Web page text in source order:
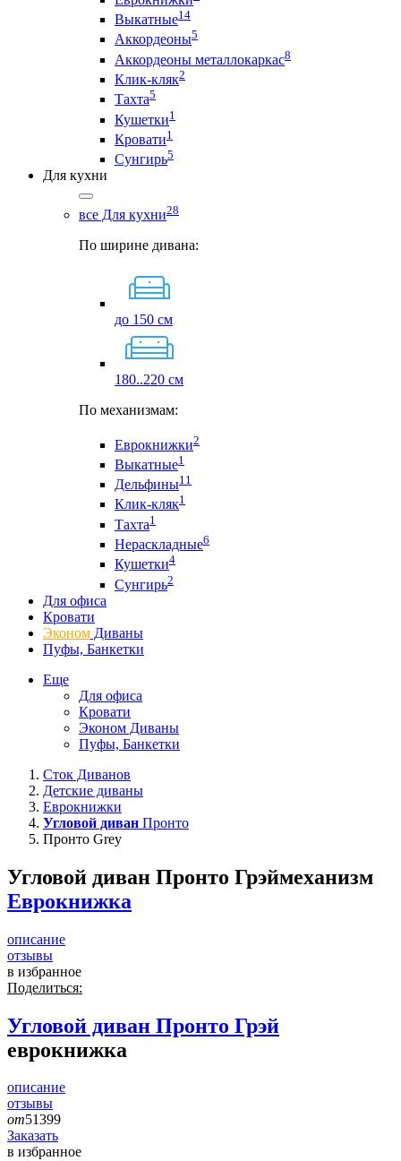
Выкатные14
Аккордеоны5
Аккордеоны металлокаркас8
Клик-кляк2
Тахта5
Кушетки1
Кровати1
Сунгирь5
Для кухни
все Для кухни28
По ширине дивана:
до 150 см
180..220 см
По механизмам:
Еврокнижки2
Выкатные1
Дельфины11
Клик-кляк1
Тахта1
Нераскладные6
Кушетки4
Сунгирь2
Для офиса
Кровати
Эконом Диваны
Пуфы, Банкетки
Еще
Для офиса
Кровати
Эконом Диваны
Пуфы, Банкетки
Сток Диванов
Детские диваны
Еврокнижки
Угловой диван Пронто
Пронто Grey
Угловой диван Пронто Грэймеханизм
Еврокнижка
описание
отзывы
в избранное
Поделиться:
Угловой диван Пронто Грэй
еврокнижка
описание
отзывы
от51399
Заказать
в избранное